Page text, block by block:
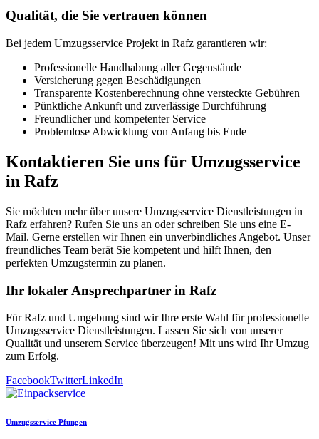
Qualität, die Sie vertrauen können
Bei jedem Umzugsservice Projekt in Rafz garantieren wir:
Professionelle Handhabung aller Gegenstände
Versicherung gegen Beschädigungen
Transparente Kostenberechnung ohne versteckte Gebühren
Pünktliche Ankunft und zuverlässige Durchführung
Freundlicher und kompetenter Service
Problemlose Abwicklung von Anfang bis Ende
Kontaktieren Sie uns für Umzugsservice
in Rafz
Sie möchten mehr über unsere Umzugsservice Dienstleistungen in
Rafz erfahren? Rufen Sie uns an oder schreiben Sie uns eine E-
Mail. Gerne erstellen wir Ihnen ein unverbindliches Angebot. Unser
freundliches Team berät Sie kompetent und hilft Ihnen, den
perfekten Umzugstermin zu planen.
Ihr lokaler Ansprechpartner in Rafz
Für Rafz und Umgebung sind wir Ihre erste Wahl für professionelle
Umzugsservice Dienstleistungen. Lassen Sie sich von unserer
Qualität und unserem Service überzeugen! Mit uns wird Ihr Umzug
zum Erfolg.
FacebookTwitterLinkedIn
Umzugsservice Pfungen